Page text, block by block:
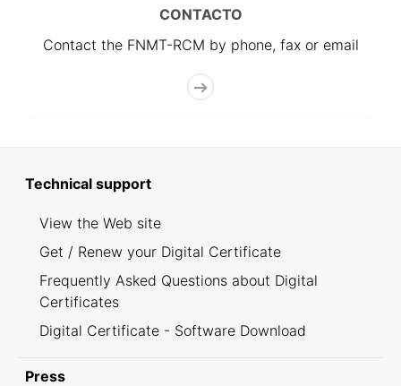
CONTACTO
Contact the FNMT-RCM by phone, fax or email
Technical support
View the Web site
Get / Renew your Digital Certificate
Frequently Asked Questions about Digital
Certificates
Digital Certificate - Software Download
Press